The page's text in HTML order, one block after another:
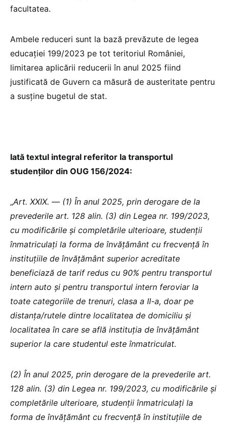
facultatea.
Ambele reduceri sunt la bază prevăzute de legea
educației 199/2023 pe tot teritoriul României,
limitarea aplicării reducerii în anul 2025 fiind
justificată de Guvern ca măsură de austeritate pentru
a susține bugetul de stat.
Iată textul integral referitor la transportul
studenților din OUG 156/2024:
„Art. XXIX. — (1) În anul 2025, prin derogare de la
prevederile art. 128 alin. (3) din Legea nr. 199/2023,
cu modificările și completările ulterioare, studenții
înmatriculați la forma de învățământ cu frecvență în
instituțiile de învățământ superior acreditate
beneficiază de tarif redus cu 90% pentru transportul
intern auto și pentru transportul intern feroviar la
toate categoriile de trenuri, clasa a II-a, doar pe
distanța/rutele dintre localitatea de domiciliu și
localitatea în care se află instituția de învățământ
superior la care studentul este înmatriculat.
(2) În anul 2025, prin derogare de la prevederile art.
128 alin. (3) din Legea nr. 199/2023, cu modificările și
completările ulterioare, studenții înmatriculați la
forma de învățământ cu frecvență în instituțiile de